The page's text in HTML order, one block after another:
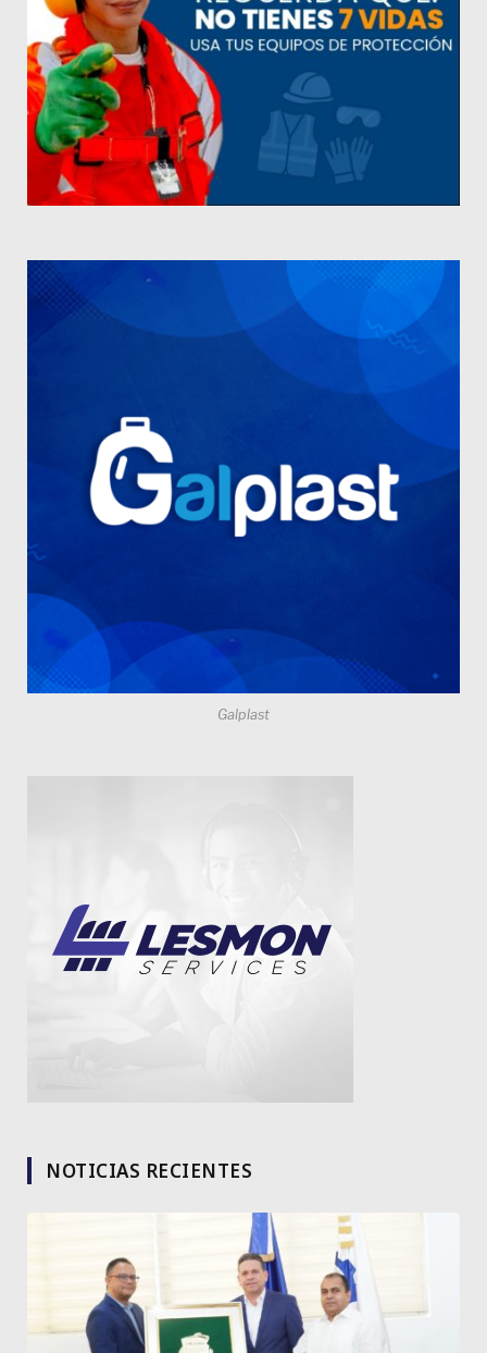
Galplast
NOTICIAS RECIENTES